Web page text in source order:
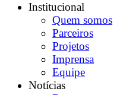
Institucional
Quem somos
Parceiros
Projetos
Imprensa
Equipe
Notícias